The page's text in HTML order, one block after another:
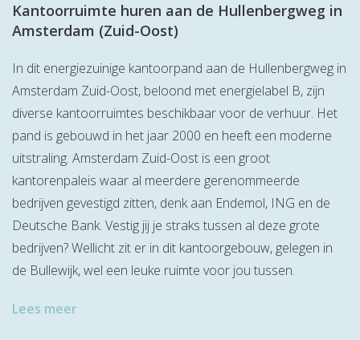
Kantoorruimte huren aan de Hullenbergweg in
Amsterdam (Zuid-Oost)
In dit energiezuinige kantoorpand aan de Hullenbergweg in
Amsterdam Zuid-Oost, beloond met energielabel B, zijn
diverse kantoorruimtes beschikbaar voor de verhuur. Het
pand is gebouwd in het jaar 2000 en heeft een moderne
uitstraling. Amsterdam Zuid-Oost is een groot
kantorenpaleis waar al meerdere gerenommeerde
bedrijven gevestigd zitten, denk aan Endemol, ING en de
Deutsche Bank. Vestig jij je straks tussen al deze grote
bedrijven? Wellicht zit er in dit kantoorgebouw, gelegen in
de Bullewijk, wel een leuke ruimte voor jou tussen.
Lees meer